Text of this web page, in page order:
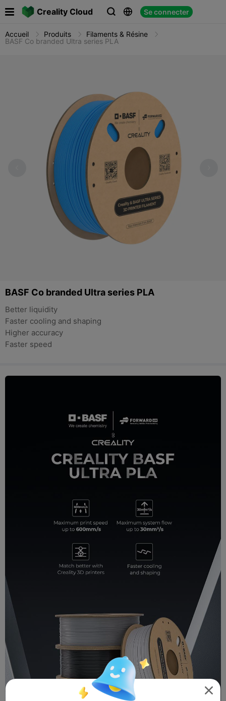
Creality Cloud   Se connecter
Accueil Produits
Filaments & Résine
BASF Co branded Ultra series PLA
BASF Co branded Ultra series PLA
Better liquidity
Faster cooling and shaping
Higher accuracy
Faster speed
